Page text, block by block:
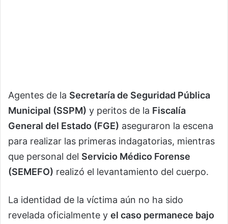
Agentes de la Secretaría de Seguridad Pública
Municipal (SSPM) y peritos de la Fiscalía
General del Estado (FGE) aseguraron la escena
para realizar las primeras indagatorias, mientras
que personal del Servicio Médico Forense
(SEMEFO) realizó el levantamiento del cuerpo.
La identidad de la víctima aún no ha sido
revelada oficialmente y el caso permanece bajo